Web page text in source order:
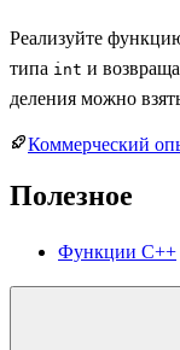
Реализуйте
типа int и
деления можно
Коммерческий
Полезное
Функции С++